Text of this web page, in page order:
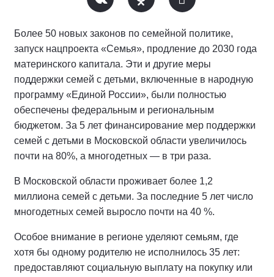
Более 50 новых законов по семейной политике,
запуск нацпроекта «Семья», продление до 2030 года
материнского капитала. Эти и другие меры
поддержки семей с детьми, включенные в народную
программу «Единой России», были полностью
обеспечены федеральным и региональным
бюджетом. За 5 лет финансирование мер поддержки
семей с детьми в Московской области увеличилось
почти на 80%, а многодетных — в три раза.
В Московской области проживает более 1,2
миллиона семей с детьми. За последние 5 лет число
многодетных семей выросло почти на 40 %.
Особое внимание в регионе уделяют семьям, где
хотя бы одному родителю не исполнилось 35 лет:
предоставляют социальную выплату на покупку или